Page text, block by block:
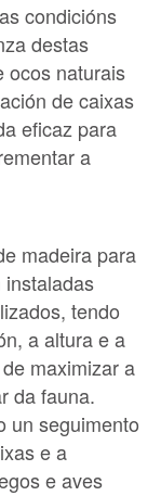
condicións
destas
ocos naturais
de caixas
eficaz para
a
madeira para
tendo
a altura e a
maximizar a
da fauna.
un seguimento
e a
e aves